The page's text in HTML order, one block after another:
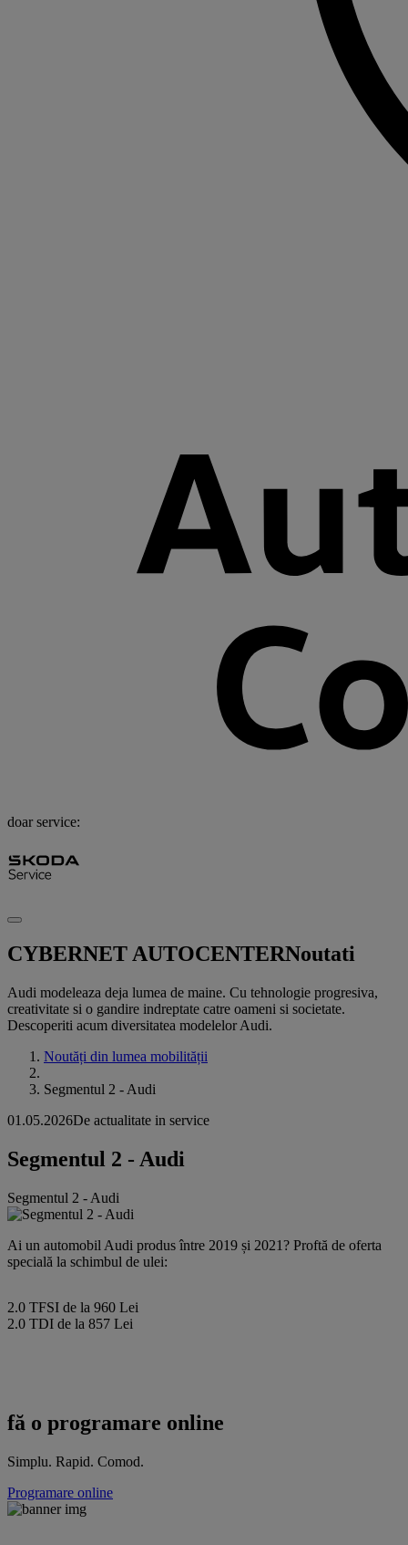
doar service:
CYBERNET AUTOCENTERNoutati
Audi modeleaza deja lumea de maine. Cu tehnologie progresiva,
creativitate si o gandire indreptate catre oameni si societate.
Descoperiti acum diversitatea modelelor Audi.
Noutăți din lumea mobilității
Segmentul 2 - Audi
01.05.2026De actualitate in service
Segmentul 2 - Audi
Segmentul 2 - Audi
Ai un automobil Audi produs între 2019 și 2021? Proftă de oferta
specială la schimbul de ulei:
2.0 TFSI de la 960 Lei
2.0 TDI de la 857 Lei
fă o programare online
Simplu. Rapid. Comod.
Programare online